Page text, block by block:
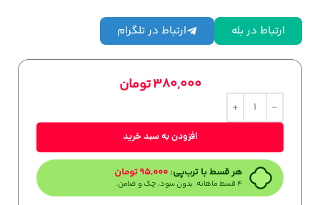
ارتباط در بله ارتباط در تلگرام
380,000تومان
افزودن به سبد خرید
هر قسط با ترب‌پی: 95,000تومان
۴ قسط ماهانه. بدون سود، چک و ضامن.